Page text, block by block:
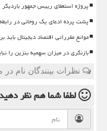
پروژه استعفای رییس جمهور
پشت پرده ادعای یک روحانی در رابطه با ۲۸ بار استعفای مسعود
موانع مقرراتی اقتصاد دیجیتال
بازنگری در میزان سهمیه بنزین را
نظرات بینندگان نام
لطفا شما همنظر